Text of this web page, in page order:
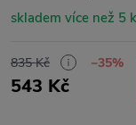
skladem více než 5
835 Kč −35%
543 Kč